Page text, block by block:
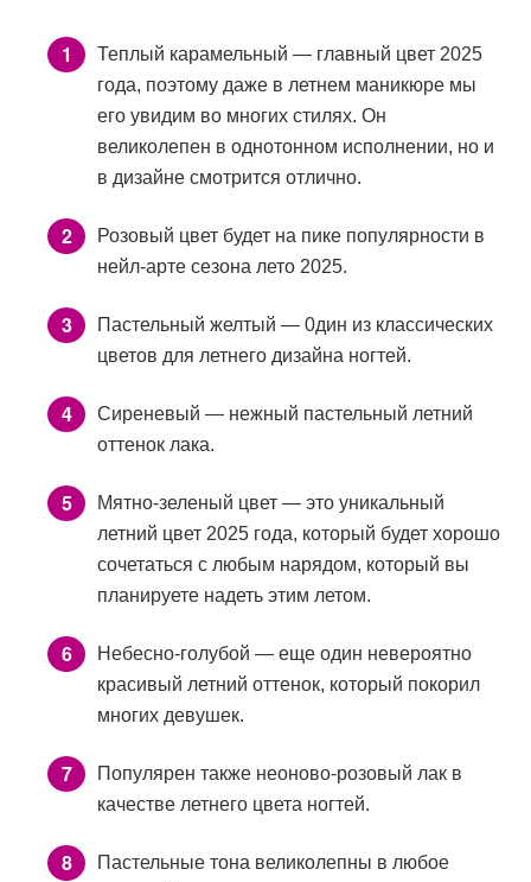
Теплый карамельный — главный цвет 2025
года, поэтому даже в летнем маникюре мы
его увидим во многих стилях. Он
великолепен в однотонном исполнении, но и
в дизайне смотрится отлично.
Розовый цвет будет на пике популярности в
нейл-арте сезона лето 2025.
Пастельный желтый — 0дин из классических
цветов для летнего дизайна ногтей.
Сиреневый — нежный пастельный летний
оттенок лака.
Мятно-зеленый цвет — это уникальный
летний цвет 2025 года, который будет хорошо
сочетаться с любым нарядом, который вы
планируете надеть этим летом.
Небесно-голубой — еще один невероятно
красивый летний оттенок, который покорил
многих девушек.
Популярен также неоново-розовый лак в
качестве летнего цвета ногтей.
Пастельные тона великолепны в любое